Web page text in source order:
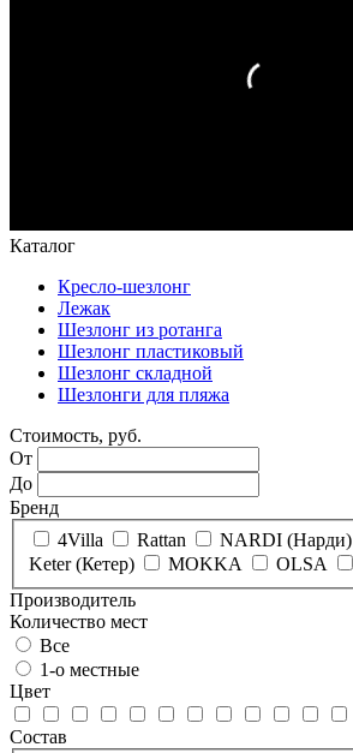
Каталог
Кресло-шезлонг
Лежак
Шезлонг из ротанга
Шезлонг пластиковый
Шезлонг складной
Шезлонги для пляжа
Стоимость, руб.
От
До
Бренд
4Villa
Rattan NARDI (Нарди)
Keter (Кетер)
MOKKA OLSA
Производитель
Количество мест
Все
1-о местные
Цвет
Состав